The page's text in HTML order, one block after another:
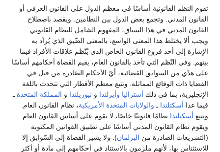
تقوم النظم القانونية أساسًا في معظم الدول على القانون العرفي أو
القانون المدني. وتجمع بعض الدول بين النظامين. ويقصد باصطلاح
القانون المدني في هذا السياق، المفهوم الشامل للنظام القانوني.
ويجب ألا يختلط هذا المعنى الواسع، بالمعنى الضّيق الذي يُراَد به
الإشارة إلى أحد فروع القانون الخاص الذي يُنّظم علاقات الأفراد فيما
بينهم. وفي النّظم التي تأخذ بالقانون العام، يقيم القضاة أحكامهم أساسًا
على هدْي من السوابق القضائية، أيّ الأحكام الصّادرة من قبل في
القضايا ذات الوقائع المماثلة. وتتبع معظم الأقطار التي تتحدث باللغة
الإنجليزية، بما في ذلك أستراليا وأيرلندا و نيوزيلندا و المملكة المتحدة ـ
فيما عدا أسكتلندا ـ والولايات المتحدة الأمريكية، نظام القانون العام.
وتتبع أسكتلندا نظامًا قانونيًا خاصًا، لا يقوم على أساس القانون العام.
ويقوم نظام القانون المدني أساسًا على تطبيق القوانين المكتوبة
(التشريعات الصادرة من البرلمان). ولا يشير القضاة إلى السّوابق إلا
للاستئناس بها، لأنهم ملزمون بالاستناد في أحكامهم إلى مادة أو أكثر